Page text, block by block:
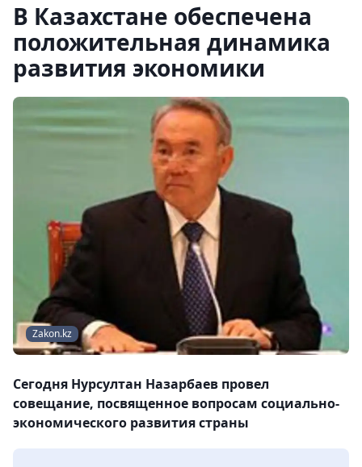
В Казахстане обеспечена
положительная динамика
развития экономики
Zakon.kz
Сегодня Нурсултан Назарбаев провел
совещание, посвященное вопросам социально-
экономического развития страны